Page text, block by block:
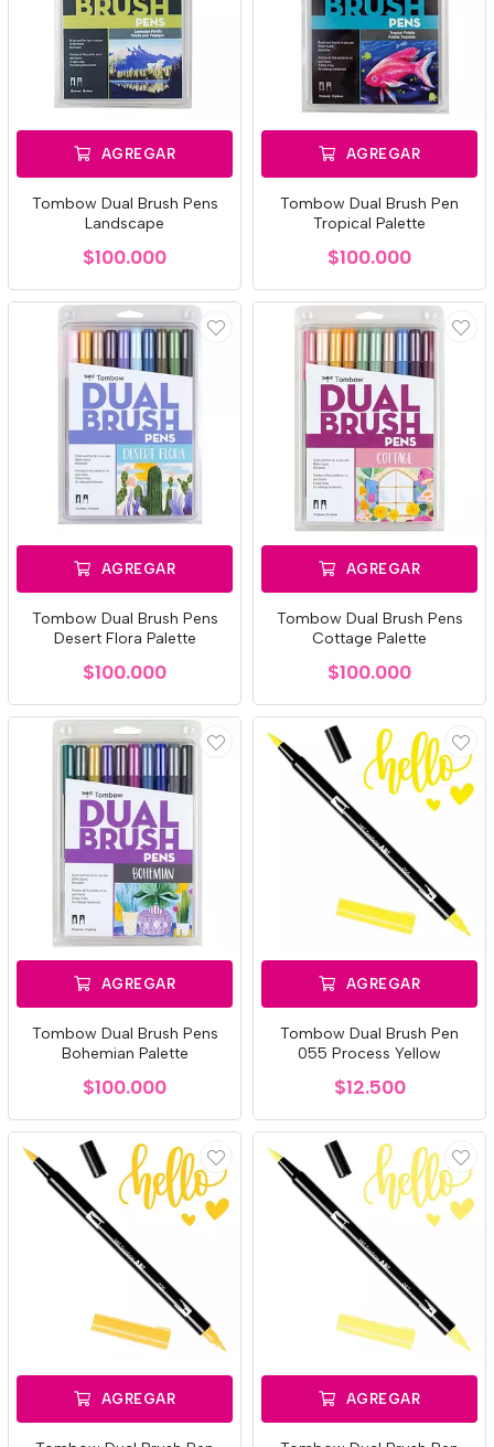
AGREGAR
Tombow Dual Brush Pens
Landscape
$100.000
AGREGAR
Tombow Dual Brush Pen
Tropical Palette
$100.000
AGREGAR
Tombow Dual Brush Pens
Desert Flora Palette
$100.000
AGREGAR
Tombow Dual Brush Pens
Cottage Palette
$100.000
AGREGAR
Tombow Dual Brush Pens
Bohemian Palette
$100.000
AGREGAR
Tombow Dual Brush Pen
055 Process Yellow
$12.500
AGREGAR AGREGAR